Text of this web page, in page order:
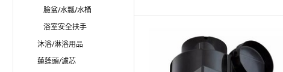
臉盆/水瓢/水桶
浴室安全扶手
沐浴/淋浴用品
蓮蓬頭/濾芯